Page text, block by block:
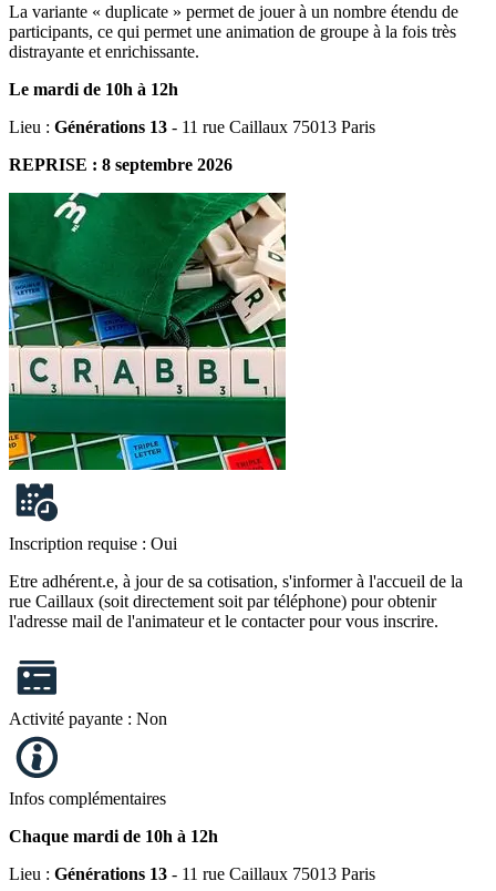
La variante « duplicate » permet de jouer à un nombre étendu de
participants, ce qui permet une animation de groupe à la fois très
distrayante et enrichissante.
Le mardi de 10h à 12h
Lieu : Générations 13 - 11 rue Caillaux 75013 Paris
REPRISE : 8 septembre 2026
Inscription requise : Oui
Etre adhérent.e, à jour de sa cotisation, s'informer à l'accueil de la
rue Caillaux (soit directement soit par téléphone) pour obtenir
l'adresse mail de l'animateur et le contacter pour vous inscrire.
Activité payante : Non
Infos complémentaires
Chaque mardi de 10h à 12h
Lieu : Générations 13 - 11 rue Caillaux 75013 Paris